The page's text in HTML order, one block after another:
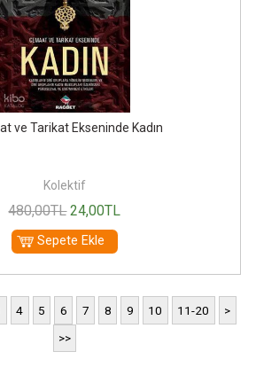
ve Tarikat Ekseninde Kadın
Kolektif
480,00TL 24,00TL
Sepete Ekle
4 5 6 7 8 9 10 11-20
>
>>